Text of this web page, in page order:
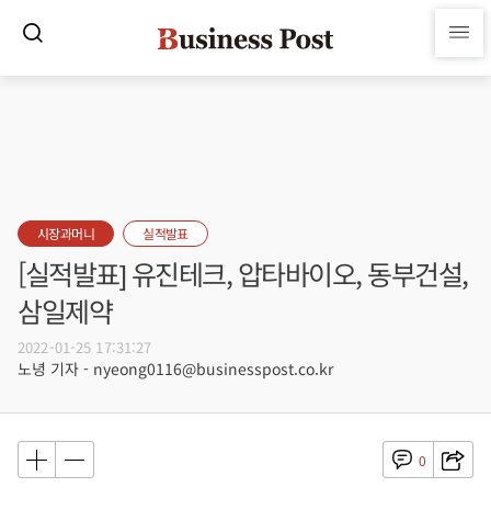
시장과머니 실적발표
[실적발표] 유진테크, 압타바이오, 동부건설,
삼일제약
2022-01-25 17:31:27
노녕 기자 - nyeong0116@businesspost.co.kr
0